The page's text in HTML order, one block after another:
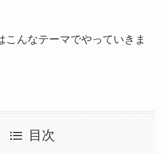
こんなテーマでやっていきま
目次